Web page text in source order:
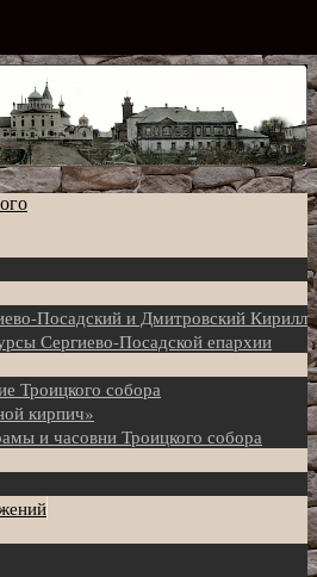
Посадский и Дмитровский Кирилл
Сергиево-Посадской епархии
Троицкого собора
кирпич»
и часовни Троицкого собора